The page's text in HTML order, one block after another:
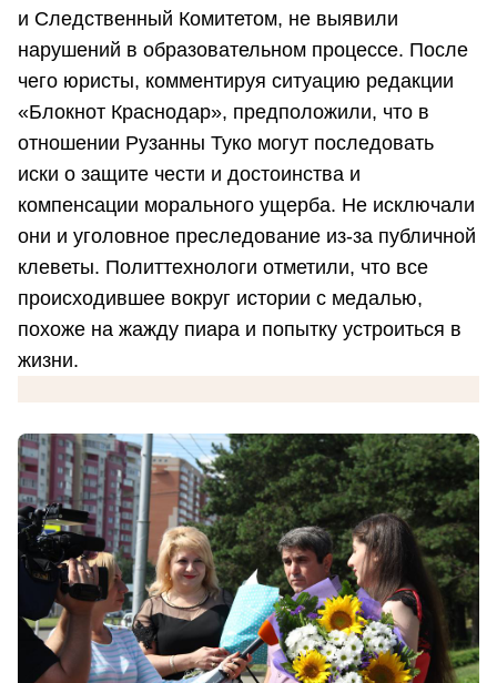
и Следственный Комитетом, не выявили
нарушений в образовательном процессе. После
чего юристы, комментируя ситуацию редакции
«Блокнот Краснодар», предположили, что в
отношении Рузанны Туко могут последовать
иски о защите чести и достоинства и
компенсации морального ущерба. Не исключали
они и уголовное преследование из-за публичной
клеветы. Политтехнологи отметили, что все
происходившее вокруг истории с медалью,
похоже на жажду пиара и попытку устроиться в
жизни.